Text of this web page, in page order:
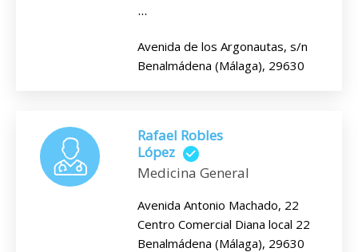
...
Avenida de los Argonautas, s/n
Benalmádena (Málaga), 29630
Rafael Robles
López
Medicina General
Avenida Antonio Machado, 22
Centro Comercial Diana local 22
Benalmádena (Málaga), 29630